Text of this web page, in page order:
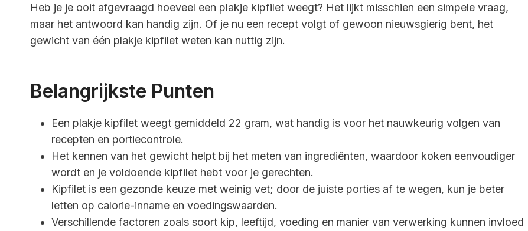
Heb je je ooit afgevraagd hoeveel een plakje kipfilet weegt? Het lijkt misschien een simpele vraag,
maar het antwoord kan handig zijn. Of je nu een recept volgt of gewoon nieuwsgierig bent, het
gewicht van één plakje kipfilet weten kan nuttig zijn.
Belangrijkste Punten
Een plakje kipfilet weegt gemiddeld 22 gram, wat handig is voor het nauwkeurig volgen van
recepten en portiecontrole.
Het kennen van het gewicht helpt bij het meten van ingrediënten, waardoor koken eenvoudiger
wordt en je voldoende kipfilet hebt voor je gerechten.
Kipfilet is een gezonde keuze met weinig vet; door de juiste porties af te wegen, kun je beter
letten op calorie-inname en voedingswaarden.
Verschillende factoren zoals soort kip, leeftijd, voeding en manier van verwerking kunnen invloed